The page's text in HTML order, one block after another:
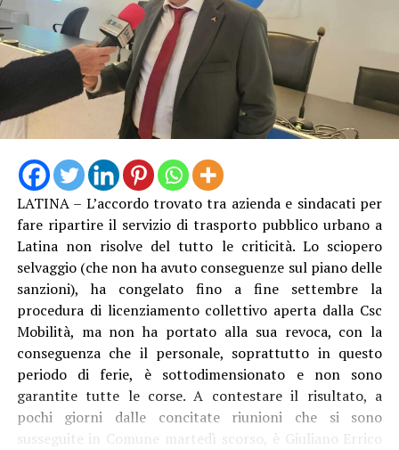
LATINA – L’accordo trovato tra azienda e sindacati per
fare ripartire il servizio di trasporto pubblico urbano a
Latina non risolve del tutto le criticità. Lo sciopero
selvaggio (che non ha avuto conseguenze sul piano delle
sanzioni), ha congelato fino a fine settembre la
procedura di licenziamento collettivo aperta dalla Csc
Mobilità, ma non ha portato alla sua revoca, con la
conseguenza che il personale, soprattutto in questo
periodo di ferie, è sottodimensionato e non sono
garantite tutte le corse. A contestare il risultato, a
pochi giorni dalle concitate riunioni che si sono
susseguite in Comune martedì scorso, è Giuliano Errico